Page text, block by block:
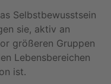
Selbstbewusstsein
sie, aktiv an
größeren Gruppen
Lebensbereichen
ist.